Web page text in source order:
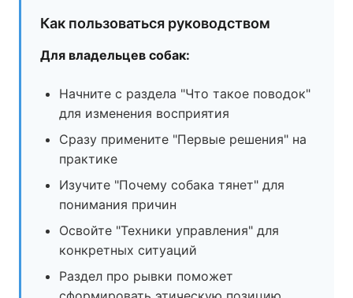
Как пользоваться руководством
Для владельцев собак:
Начните с раздела "Что такое поводок"
для изменения восприятия
Сразу примените "Первые решения" на
практике
Изучите "Почему собака тянет" для
понимания причин
Освойте "Техники управления" для
конкретных ситуаций
Раздел про рывки поможет